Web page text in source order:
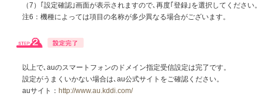
（7）｢設定確認｣画面が表示されますので､再度｢登録｣を選択してください。
注6：機種によっては項目の名称が多少異なる場合がございます。
以上で､auのスマートフォンのドメイン指定受信設定は完了です。
設定がうまくいかない場合は､au公式サイトをご確認ください。
auサイト： http://www.au.kddi.com/